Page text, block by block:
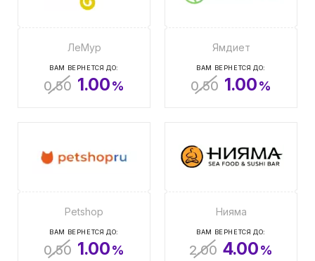
ЛеМур
ВАМ ВЕРНЕТСЯ ДО:
0.50 1.00%
Ямдиет
ВАМ ВЕРНЕТСЯ ДО:
0.50 1.00%
Petshop
ВАМ ВЕРНЕТСЯ ДО:
0.50 1.00%
Нияма
ВАМ ВЕРНЕТСЯ ДО:
2.00 4.00%